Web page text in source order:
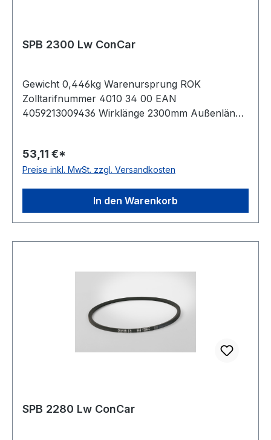
SPB 2300 Lw ConCar
Gewicht 0,446kg Warenursprung ROK
Zolltarifnummer 4010 34 00 EAN
4059213009436 Wirklänge 2300mm Außenlänge
Norm DIN 7753 Material Neoprene Zugstrang
Polyester Breite 16,3mm Höhe 13mm
53,11 €*
Preise inkl. MwSt. zzgl. Versandkosten
In den Warenkorb
SPB 2280 Lw ConCar